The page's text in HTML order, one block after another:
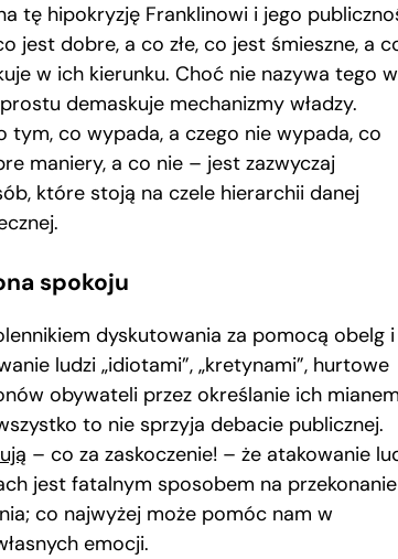
tę hipokryzję Franklinowi i jego
jest dobre, a co złe, co jest śmieszne, a
w ich kierunku. Choć nie nazywa tego
demaskuje mechanizmy władzy.
tym, co wypada, a czego nie wypada, co
maniery, a co nie – jest zazwyczaj
które stoją na czele hierarchii danej
spokoju
dyskutowania za pomocą obelg i
ludzi „idiotami”, „kretynami”, hurtowe
obywateli przez określanie ich
to nie sprzyja debacie publicznej.
– co za zaskoczenie! – że atakowanie
jest fatalnym sposobem na
co najwyżej może pomóc nam w
emocji.